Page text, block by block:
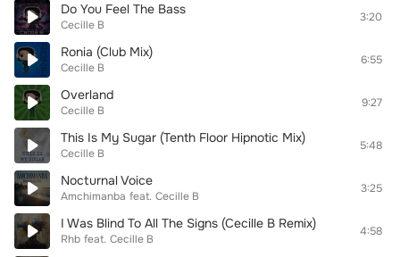
Do You Feel The Bass
Cecille B
3:20
Ronia (Club Mix)
Cecille B
6:55
Overland
Cecille B
9:27
This Is My Sugar (Tenth Floor Hipnotic Mix)
Cecille B
5:48
Nocturnal Voice
Amchimanba feat. Cecille B
3:25
I Was Blind To All The Signs (Cecille B Remix)
Rhb feat. Cecille B
4:58